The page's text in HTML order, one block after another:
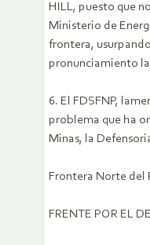
HILL, puesto que
Ministerio de
frontera,
pronunciamiento
6. El FDSFNP,
problema que ha
Minas, la
Frontera Norte del
FRENTE POR EL